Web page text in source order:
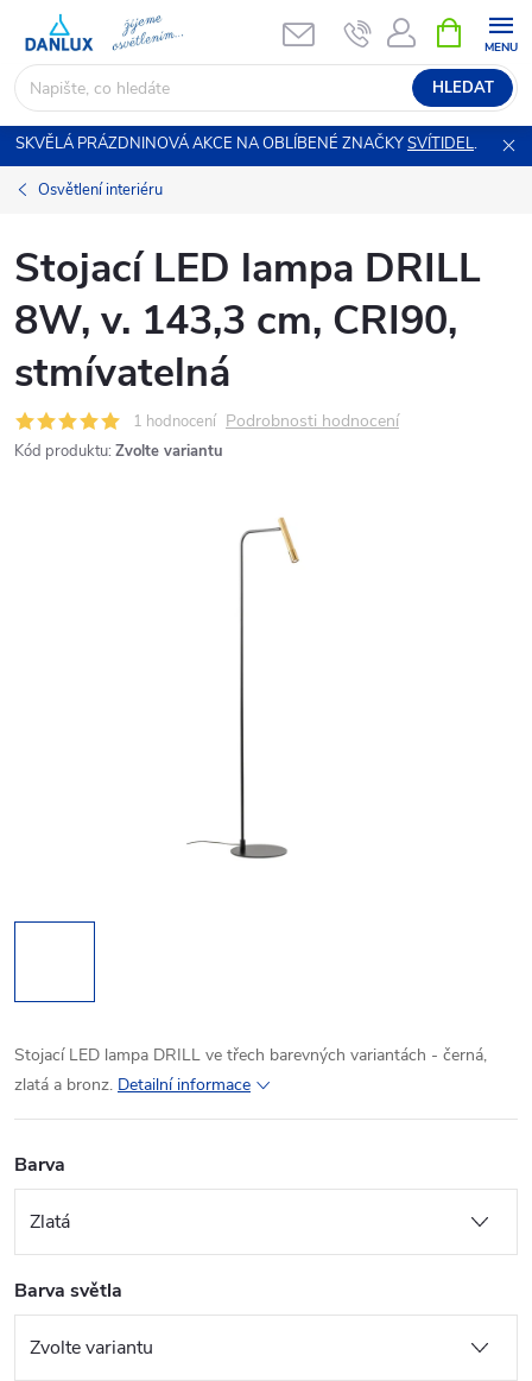
obsah
HLEDAT
NÁKUPNÍ
KOŠÍK
SKVĚLÁ PRÁZDNINOVÁ AKCE NA OBLÍBENÉ ZNAČKYSVÍTIDEL.
Osvětlení interiéru
Stojací LED lampa DRILL
8W, v. 143,3 cm, CRI90,
stmívatelná
1 hodnocení Podrobnosti hodnocení
Kód produktu: Zvolte variantu
Stojací LED lampa DRILL ve třech barevných variantách - černá,
zlatá a bronz. Detailní informace
Barva
Barva světla